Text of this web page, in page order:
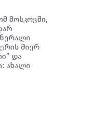
მოსკოვში,
მიერ
და
ახალი